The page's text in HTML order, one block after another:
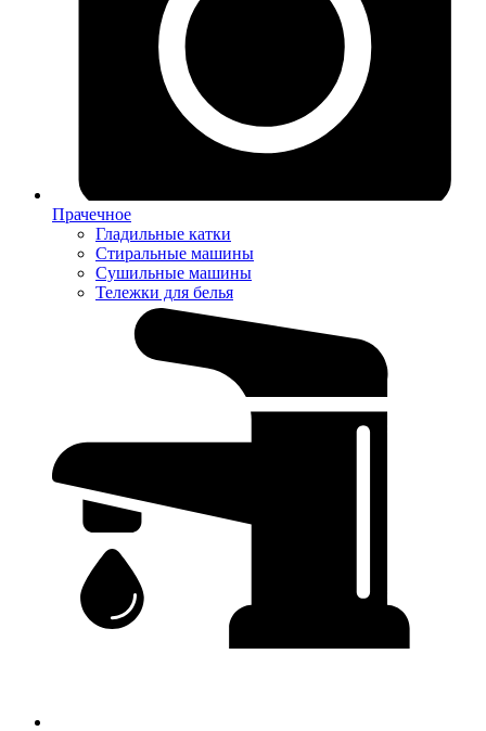
Прачечное
Гладильные катки
Стиральные машины
Сушильные машины
Тележки для белья